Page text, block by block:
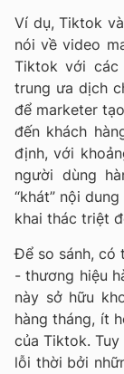
Ví dụ, Tiktok
nói về video
Tiktok với các
trung ưa dịch
để marketer
đến khách
định, với
người dùng
“khát” nội
khai thác triệt
Để so sánh, có
- thương hiệu
này sở hữu
hàng tháng, ít
của Tiktok.
lỗi thời bởi